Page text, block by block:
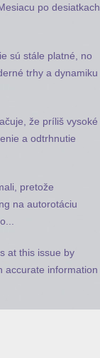
po desiatkach
sú stále platné, no
trhy a dynamiku
že príliš vysoké
a odtrhnutie
pretože
na autorotáciu
at this issue by
accurate information